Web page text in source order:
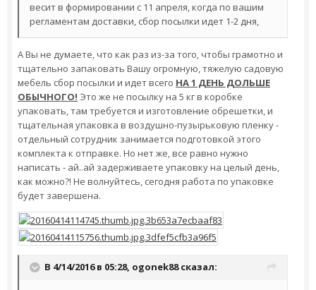
весит в формировании с 11 апреля, когда по вашим
регламентам доставки, сбор посылки идет 1-2 дня,
А Вы не думаете, что как раз из-за того, чтобы грамотно и
тщательно запаковать Вашу огромную, тяжелую садовую
мебель сбор посылки и идет всего НА 1 ДЕНЬ ДОЛЬШЕ
ОБЫЧНОГО! Это же не посылку на 5 кг в коробке
упаковать, там требуется и изготовление обрешетки, и
тщательная упаковка в воздушно-пузырьковую пленку -
отдельный сотрудник занимается подготовкой этого
комплекта к отправке. Но нет же, все равно нужно
написать - ай..ай задерживаете упаковку на целый день,
как можно?! Не волнуйтесь, сегодня работа по упаковке
будет завершена.
В 4/14/2016 в 05:28, ogonek88сказал: